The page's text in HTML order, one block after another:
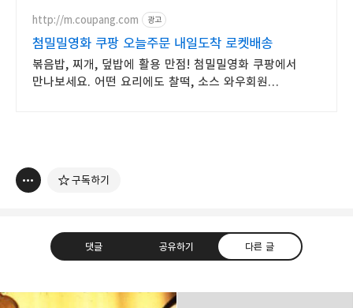
http://m.coupang.com 광고
첨밀밀영화 쿠팡 오늘주문 내일도착 로켓배송
볶음밥, 찌개, 덮밥에 활용 만점! 첨밀밀영화 쿠팡에서
만나보세요. 어떤 요리에도 찰떡, 소스 와우회원
구독하기
댓글 공유하기 다른 글